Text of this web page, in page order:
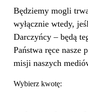
Będziemy mogli
wyłącznie wtedy,
Darczyńcy – będą
Państwa ręce nasze
misji naszych
Wybierz kwotę: